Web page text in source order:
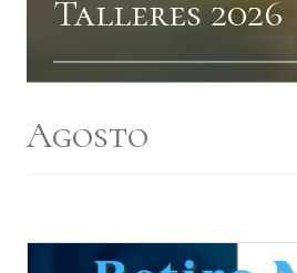
Talleres 2026
Agosto